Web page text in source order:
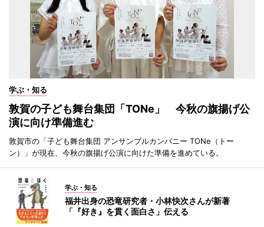
学ぶ・知る
敦賀の子ども舞台集団「TONe」 今秋の旗揚げ公
演に向け準備進む
敦賀市の「子ども舞台集団 アンサンブルカンパニー TONe（トー
ン）」が現在、今秋の旗揚げ公演に向けた準備を進めている。
学ぶ・知る
福井出身の恐竜研究者・小林快次さんが新著
「『好き』を貫く面白さ」伝える